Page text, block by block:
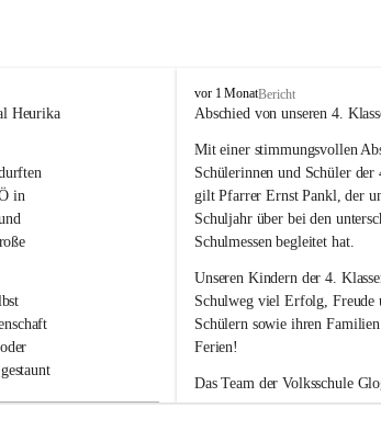
Heurika
in
V
o
k
s
s
c
h
u
l
e
G
l
o
g
n
vor 1 MonatBericht
Abschied von unseren 4.
Mit einer stimmungsvollen
Schülerinnen und Schüler der
gilt Pfarrer Ernst Pankl, der
Schuljahr über bei den
Schulmessen begleitet hat.
Unseren Kindern der 4.
Schulweg viel Erfolg, Freude
Schülern sowie ihren
Ferien!
Das Team der Volksschule